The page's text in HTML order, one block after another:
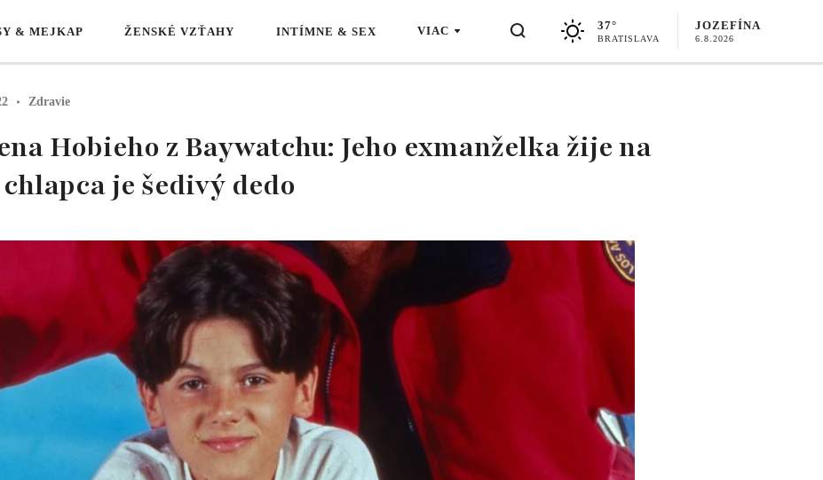
& MEJKAP ŽENSKÉ VZŤAHY INTÍMNE & SEX VIAC 37°
BRATISLAVA
JOZEFÍNA
6.8.2026
Zdravie
Hobieho z Baywatchu: Jeho exmanželka žije na
je šedivý dedo